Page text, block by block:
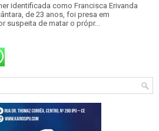
identificada como Francisca Erivanda
de 23 anos, foi presa em
suspeita de matar o própr...